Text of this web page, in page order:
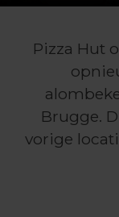
Pizza Hut
Brugge.
vorige